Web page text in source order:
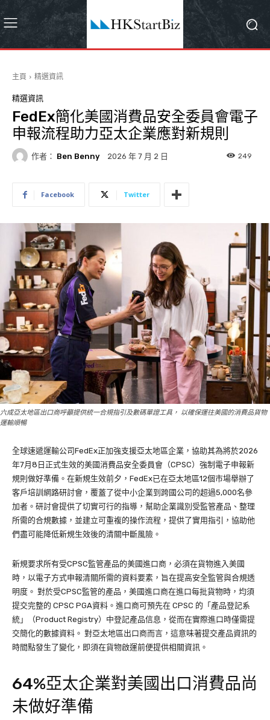
主頁 精選資訊
精選資訊
FedEx簡化美國消費品安全委員會電子
申報流程助力亞太企業應對新規則
作者： Ben Benny 2026 年 7 月 2 日 249
Facebook Twitter
六成亞太地區出口商呼籲提供統一合規指引及數碼單證工具， 以確保運往美國的消費品貨物
運輸順暢
全球速遞運輸公司FedEx正加強支援亞太地區企業，協助其為將於2026
年7月8日正式生效的美國消費品安全委員會（CPSC）強制電子申報新
規則做好準備。在新規生效前夕，FedEx已在亞太地區12個市場舉辦了
客戶培訓網路研討會，覆蓋了從中小企業到跨國公司的超過5,000名參
加者。研討會提供了切實可行的指導，幫助企業識別受監管產品、整理
所需的合規數據，並建立可重複的操作流程，提供了實用指引，協助他
們盡可能降低新規生效後的清關中斷風險。
新規要求所有受CPSC監管產品的美國進口商，必須在貨物進入美國
時，以電子方式申報清關所需的資料要素，旨在提高安全監管與合規透
明度。 對於受CPSC監管的產品，美國進口商在進口每批貨物時，均須
提交完整的 CPSC PGA資料。進口商可預先在 CPSC 的「產品登記系
統」（Product Registry）中登記產品信息，從而在實際進口時僅需提
交簡化的數據資料。 對亞太地區出口商而言，這意味著提交產品資訊的
時間點發生了變化，即須在貨物啟運前便提供相關資訊。
64%亞太企業對美國出口消費品尚
未做好準備